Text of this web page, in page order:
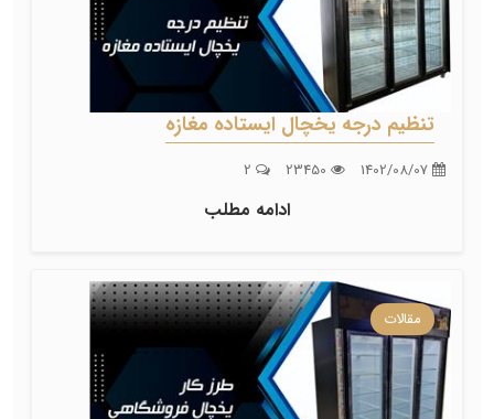
تنظیم درجه یخچال ایستاده مغازه
ادامه مطلب
مقالات